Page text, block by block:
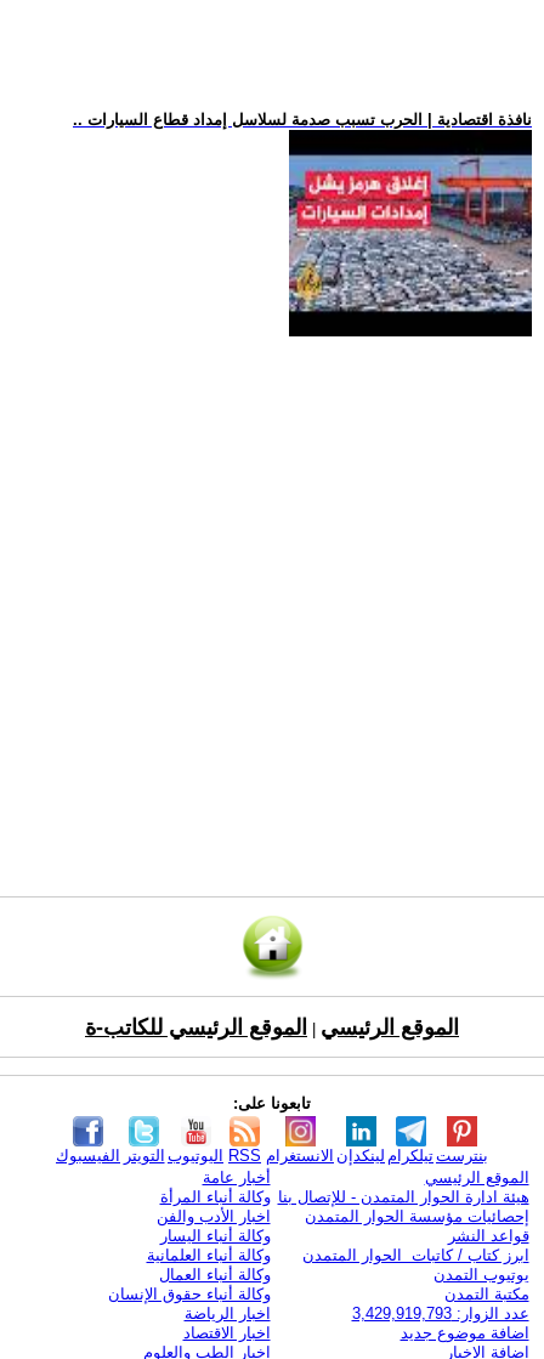
.. نافذة اقتصادية | الحرب تسبب صدمة لسلاسل إمداد قطاع السيارات
الموقع الرئيسي الموقع الرئيسي للكاتب-ة
تابعونا على:
الفيسبوك التويتر اليوتيوب RSS الانستغرام لينكدإن تيلكرامبنترست
الموقع الرئيسي
هيئة ادارة الحوار المتمدن - للإتصال بنا
إحصائيات مؤسسة الحوار المتمدن
قواعد النشر
ابرز كتاب / كاتبات الحوار المتمدن
يوتيوب التمدن
مكتبة التمدن
عدد الزوار: 3,429,919,793
اضافة موضوع جديد
اضافة الاخبار
أخبار عامة
وكالة أنباء المرأة
اخبار الأدب والفن
وكالة أنباء اليسار
وكالة أنباء العلمانية
وكالة أنباء العمال
وكالة أنباء حقوق الإنسان
اخبار الرياضة
اخبار الاقتصاد
اخبار الطب والعلوم